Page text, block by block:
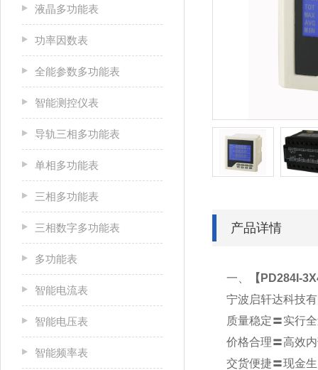
液晶多功能表
功率因数表
全能参数多功能表
智能测控仪表
导轨三相多功能表
单相多功能表
三相多功能表
三相数字多功能表
多功能表
智能电流表
智能电压表
智能频率表
产品详情
一、 【 PD284I-
宁波启轩达科技
质量稳定〓实行
价格合理〓高效
交货便捷〓现金